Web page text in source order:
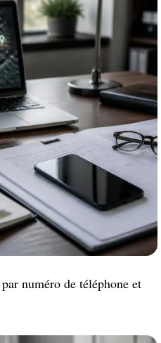
numéro de téléphone et